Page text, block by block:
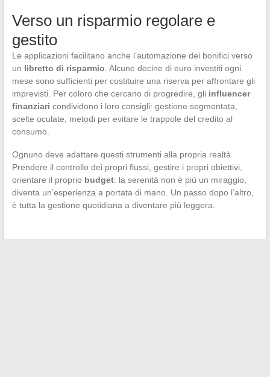
Verso un risparmio regolare e
gestito
Le applicazioni facilitano anche l’automazione dei bonifici verso
un libretto di risparmio . Alcune decine di euro investiti ogni
mese sono sufficienti per costituire una riserva per affrontare gli
imprevisti. Per coloro che cercano di progredire, gli influencer
finanziari condividono i loro consigli: gestione segmentata,
scelte oculate, metodi per evitare le trappole del credito al
consumo.
Ognuno deve adattare questi strumenti alla propria realtà.
Prendere il controllo dei propri flussi, gestire i propri obiettivi,
orientare il proprio budget: la serenità non è più un miraggio,
diventa un’esperienza a portata di mano. Un passo dopo l’altro,
è tutta la gestione quotidiana a diventare più leggera.